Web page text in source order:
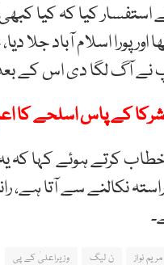
کیا کہ کیا
پورا اسلام آباد جلا
نے آگ لگا دی اس کے
کے پاس اسلحے کا
کرتے ہوئے کہا کہ
نکالنے سے آتا ہے، رانا
مریم نواز ن لیگ وزیراعلیٰ کے پی